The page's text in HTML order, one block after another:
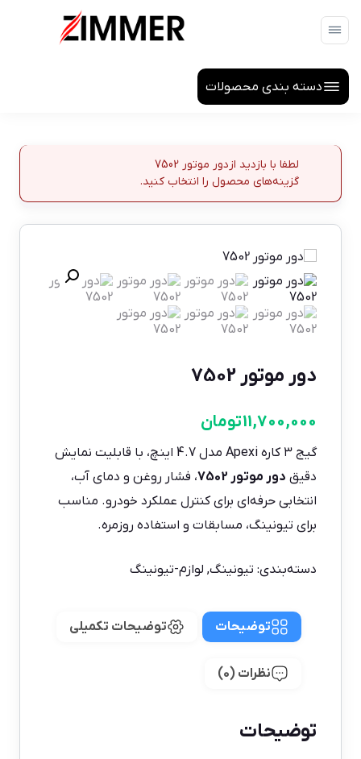
دسته بندی محصولات
لطفا با بازدید ازدور موتور 7502
گزینه‌های محصول را انتخاب کنید.
دور موتور 7502
11,700,000تومان
گیج ۳ کاره Apexi مدل 4.7 اینچ، با قابلیت نمایش
دقیق دور موتور 7502
، فشار روغن و دمای آب،
انتخابی حرفه‌ای برای کنترل عملکرد خودرو. مناسب
برای تیونینگ، مسابقات و استفاده روزمره.
دسته‌بندی: تیونینگ, لوازم-تیونینگ
توضیحات توضیحات تکمیلی
نظرات (0)
توضیحات